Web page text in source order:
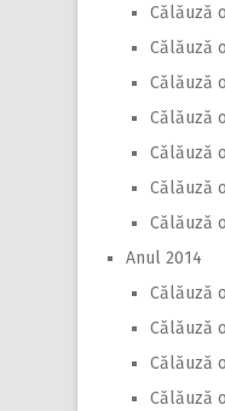
Călăuză
Călăuză
Călăuză
Călăuză
Călăuză
Călăuză
Călăuză
Anul 2014
Călăuză
Călăuză
Călăuză
Călăuză